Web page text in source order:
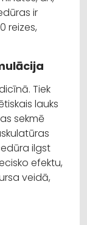
ir
reizes,
Tiek
lauks
sekmē
ilgst
efektu,
veidā,